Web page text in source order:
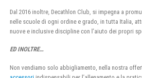
Dal 2016 inoltre, Decathlon Club, si impegna a
nelle scuole di ogni ordine e grado, in tutta Italia,
nuove e inclusive discipline con l’aiuto dei propri
ED INOLTRE…
Non vendiamo solo abbigliamento, nella nostra